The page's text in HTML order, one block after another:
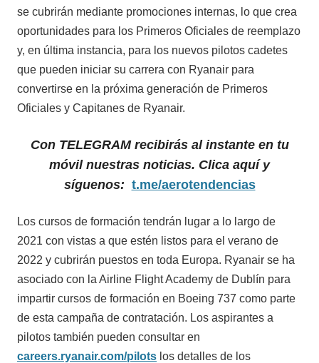
se cubrirán mediante promociones internas, lo que crea
oportunidades para los Primeros Oficiales de reemplazo
y, en última instancia, para los nuevos pilotos cadetes
que pueden iniciar su carrera con Ryanair para
convertirse en la próxima generación de Primeros
Oficiales y Capitanes de Ryanair.
Con TELEGRAM recibirás al instante en tu
móvil nuestras noticias. Clica aquí y
síguenos: t.me/aerotendencias
Los cursos de formación tendrán lugar a lo largo de
2021 con vistas a que estén listos para el verano de
2022 y cubrirán puestos en toda Europa. Ryanair se ha
asociado con la Airline Flight Academy de Dublín para
impartir cursos de formación en Boeing 737 como parte
de esta campaña de contratación. Los aspirantes a
pilotos también pueden consultar en
careers.ryanair.com/pilots los detalles de los